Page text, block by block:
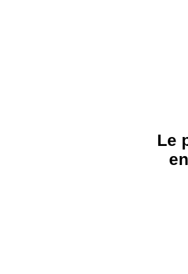
Le